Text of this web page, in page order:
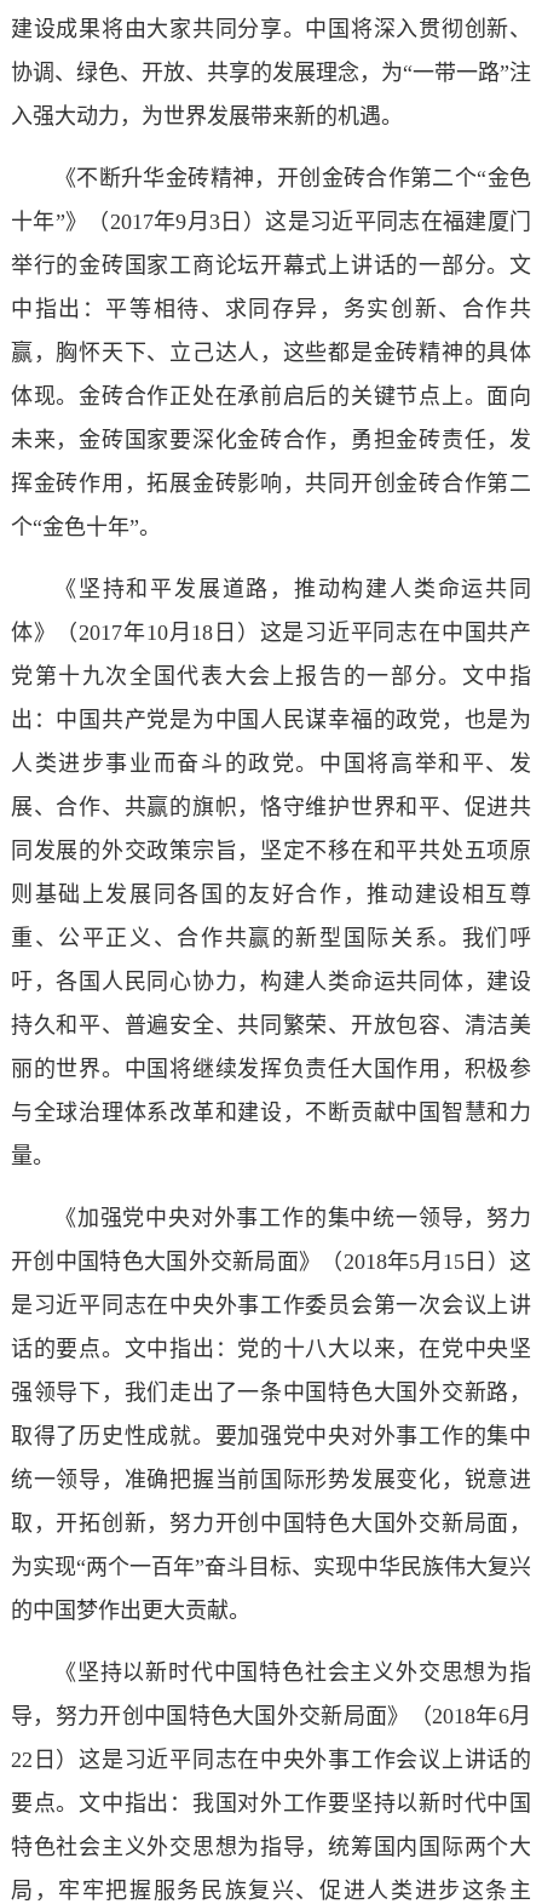
建设成果将由大家共同分享。中国将深入贯彻创新、
协调、绿色、开放、共享的发展理念，为“一带一路”注
入强大动力，为世界发展带来新的机遇。
《不断升华金砖精神，开创金砖合作第二个“金色
十年”》（2017年9月3日）这是习近平同志在福建厦门
举行的金砖国家工商论坛开幕式上讲话的一部分。文
中指出：平等相待、求同存异，务实创新、合作共
赢，胸怀天下、立己达人，这些都是金砖精神的具体
体现。金砖合作正处在承前启后的关键节点上。面向
未来，金砖国家要深化金砖合作，勇担金砖责任，发
挥金砖作用，拓展金砖影响，共同开创金砖合作第二
个“金色十年”。
《坚持和平发展道路，推动构建人类命运共同
体》（2017年10月18日）这是习近平同志在中国共产
党第十九次全国代表大会上报告的一部分。文中指
出：中国共产党是为中国人民谋幸福的政党，也是为
人类进步事业而奋斗的政党。中国将高举和平、发
展、合作、共赢的旗帜，恪守维护世界和平、促进共
同发展的外交政策宗旨，坚定不移在和平共处五项原
则基础上发展同各国的友好合作，推动建设相互尊
重、公平正义、合作共赢的新型国际关系。我们呼
吁，各国人民同心协力，构建人类命运共同体，建设
持久和平、普遍安全、共同繁荣、开放包容、清洁美
丽的世界。中国将继续发挥负责任大国作用，积极参
与全球治理体系改革和建设，不断贡献中国智慧和力
量。
《加强党中央对外事工作的集中统一领导，努力
开创中国特色大国外交新局面》（2018年5月15日）这
是习近平同志在中央外事工作委员会第一次会议上讲
话的要点。文中指出：党的十八大以来，在党中央坚
强领导下，我们走出了一条中国特色大国外交新路，
取得了历史性成就。要加强党中央对外事工作的集中
统一领导，准确把握当前国际形势发展变化，锐意进
取，开拓创新，努力开创中国特色大国外交新局面，
为实现“两个一百年”奋斗目标、实现中华民族伟大复兴
的中国梦作出更大贡献。
《坚持以新时代中国特色社会主义外交思想为指
导，努力开创中国特色大国外交新局面》（2018年6月
22日）这是习近平同志在中央外事工作会议上讲话的
要点。文中指出：我国对外工作要坚持以新时代中国
特色社会主义外交思想为指导，统筹国内国际两个大
局，牢牢把握服务民族复兴、促进人类进步这条主